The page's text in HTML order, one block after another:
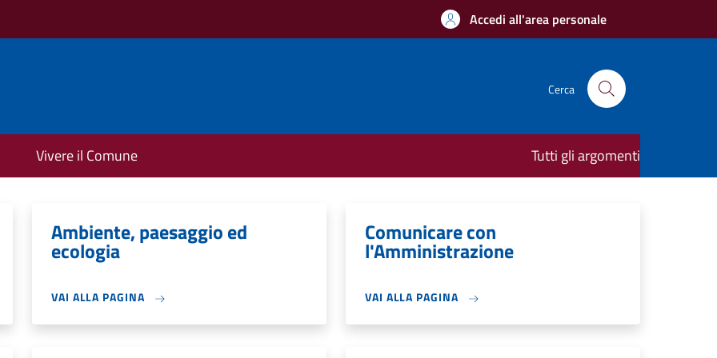
Accedi all'area personale
Cerca
Vivere il Comune Tutti gli argomenti
Ambiente, paesaggio ed
ecologia
VAI ALLA PAGINA
Comunicare con
l'Amministrazione
VAI ALLA PAGINA